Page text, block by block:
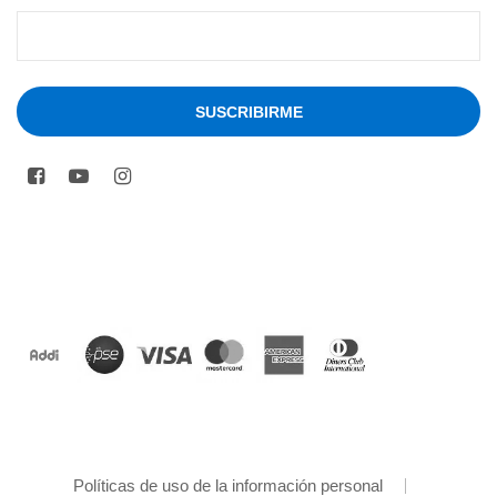
Políticas de uso de la información personal